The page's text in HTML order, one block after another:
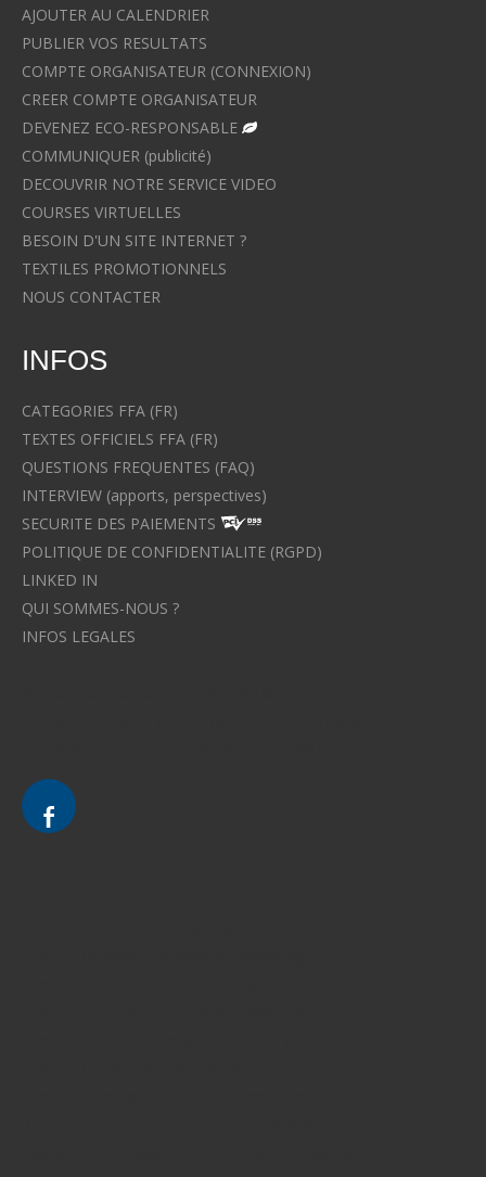
AJOUTER AU CALENDRIER
PUBLIER VOS RESULTATS
COMPTE ORGANISATEUR (CONNEXION)
CREER COMPTE ORGANISATEUR
DEVENEZ ECO-RESPONSABLE
COMMUNIQUER (publicité)
DECOUVRIR NOTRE SERVICE VIDEO
COURSES VIRTUELLES
BESOIN D'UN SITE INTERNET ?
TEXTILES PROMOTIONNELS
NOUS CONTACTER
INFOS
CATEGORIES FFA (FR)
TEXTES OFFICIELS FFA (FR)
QUESTIONS FREQUENTES (FAQ)
INTERVIEW (apports, perspectives)
SECURITE DES PAIEMENTS
POLITIQUE DE CONFIDENTIALITE (RGPD)
LINKED IN
QUI SOMMES-NOUS ?
INFOS LEGALES